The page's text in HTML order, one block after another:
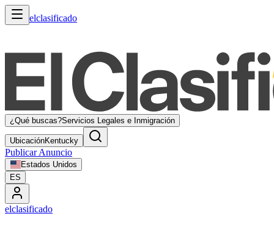
elclasificado
¿Qué buscas?Servicios Legales e Inmigración
UbicaciónKentucky
Publicar Anuncio
Estados Unidos
ES
elclasificado